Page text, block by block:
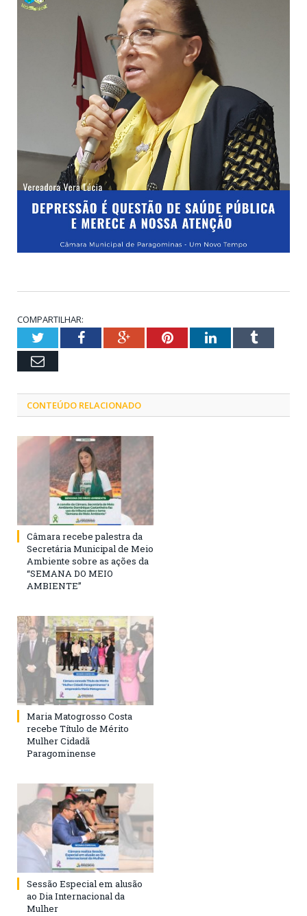
COMPARTILHAR:
TwitterFacebookGoogle+PinterestLinkedInTumblr
Email
CONTEÚDO RELACIONADO
Câmara recebe palestra da
Secretária Municipal de Meio
Ambiente sobre as ações da
“SEMANA DO MEIO
AMBIENTE”
Maria Matogrosso Costa
recebe Título de Mérito
Mulher Cidadã
Paragominense
Sessão Especial em alusão
ao Dia Internacional da
Mulher